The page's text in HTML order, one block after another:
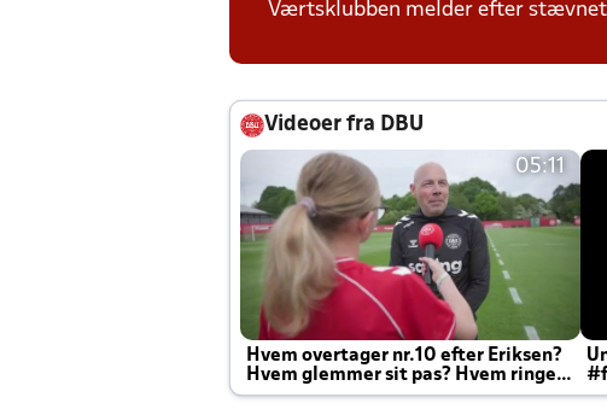
Værtsklubben melder efter
Videoer fra DBU
05:11
Hvem overtager nr.10 efter Eriksen?
Hvem glemmer sit pas? Hvem ringer
Joachim altid til efter kampe?